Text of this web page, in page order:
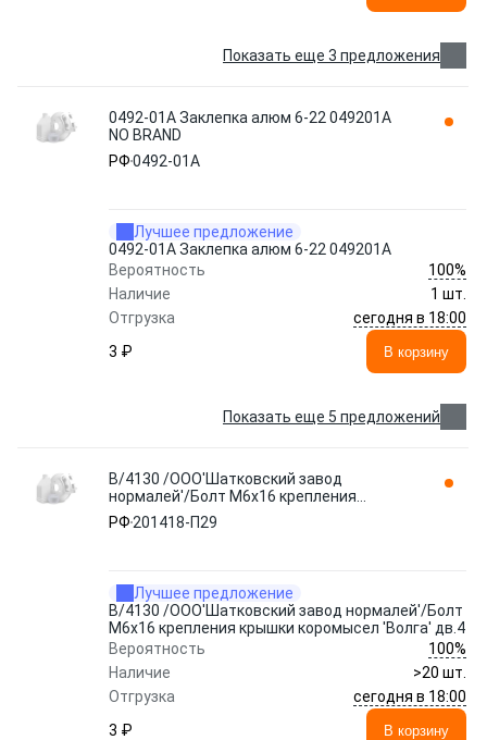
Показать еще 3 предложения
0492-01А Заклепка алюм 6-22 049201A
NO BRAND
РФ0492-01А
Лучшее предложение
0492-01А Заклепка алюм 6-22 049201A
Вероятность
100%
Наличие
1 шт.
Отгрузка
сегодня в 18:00
3 ₽
В корзину
Показать еще 5 предложений
В/4130 /ООО'Шатковский завод
нормалей'/Болт М6х16 крепления
крышки коромысел 'Волга' дв.4 201418-
П29 NO BRAND
РФ 201418-П29
Лучшее предложение
В/4130 /ООО'Шатковский завод нормалей'/Болт
М6х16 крепления крышки коромысел 'Волга' дв.4
Вероятность
100%
Наличие
>20 шт.
Отгрузка
сегодня в 18:00
3 ₽
В корзину